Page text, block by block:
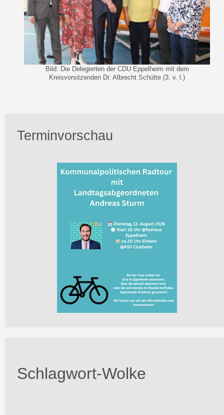
Bild: Die Delegierten der CDU Eppelheim mit dem
Kreisvorsitzenden Dr. Albrecht Schütte (3. v. l.)
Terminvorschau
Schlagwort-Wolke